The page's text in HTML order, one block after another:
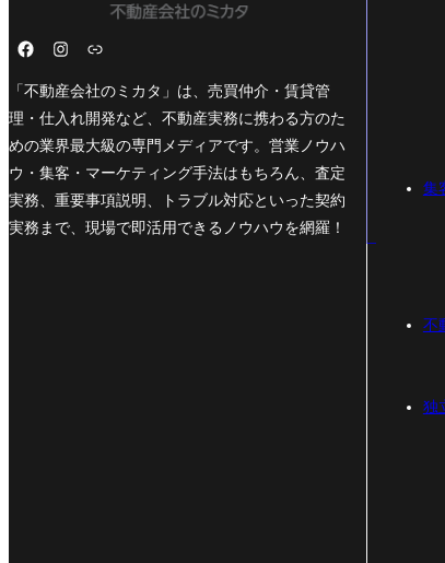
「不動産会社のミカタ」は、売買仲介・賃貸管
理・仕入れ開発など、不動産実務に携わる方のた
めの業界最大級の専門メディアです。営業ノウハ
ウ・集客・マーケティング手法はもちろん、査定
実務、重要事項説明、トラブル対応といった契約
実務まで、現場で即活用できるノウハウを網羅！
集
不
独